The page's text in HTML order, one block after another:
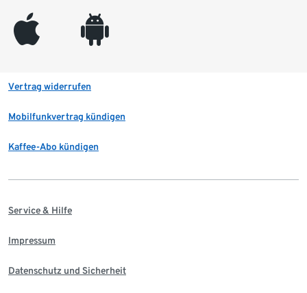
appleinc android
Vertrag widerrufen
Mobilfunkvertrag kündigen
Kaffee-Abo kündigen
Service & Hilfe
Impressum
Datenschutz und Sicherheit